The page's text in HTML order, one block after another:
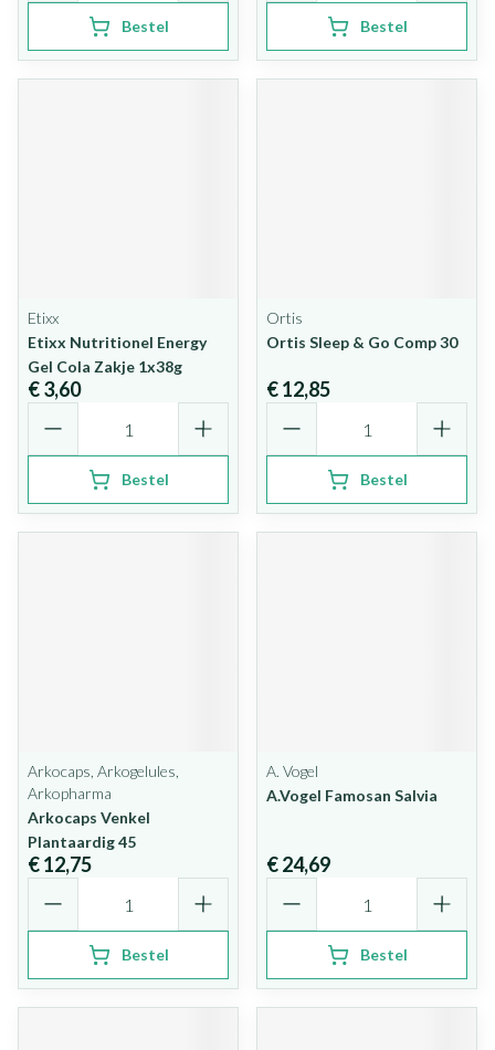
Bestel Bestel
Etixx
Etixx Nutritionel Energy
Gel Cola Zakje 1x38g
€ 3,60
Bestel
Ortis
Ortis Sleep & Go Comp 30
€ 12,85
Bestel
Arkocaps, Arkogelules,
Arkopharma
Arkocaps Venkel
Plantaardig 45
€ 12,75
Bestel
A. Vogel
A.Vogel Famosan Salvia
€ 24,69
Bestel